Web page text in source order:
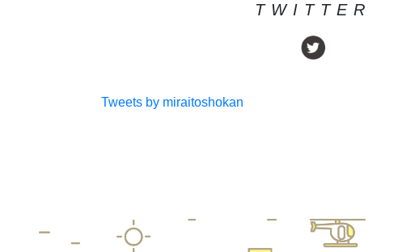
TWITTER
Tweets by miraitoshokan